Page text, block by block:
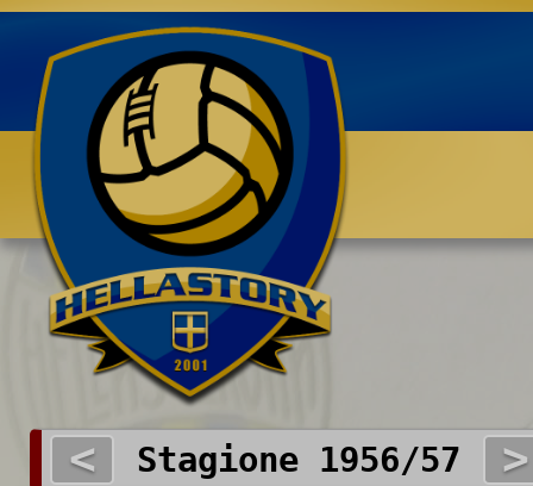
Benvenuti su HELLASTORY.net
< Stagione 1956/57 >